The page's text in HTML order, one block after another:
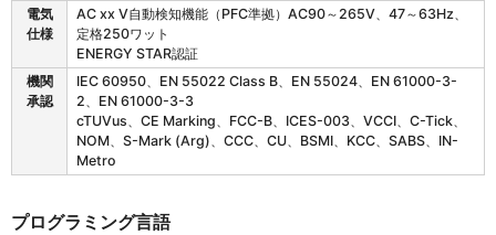
電気
仕様
AC xx V自動検知機能（PFC準拠）AC90～265V、47～63Hz、
定格250ワット
ENERGY STAR認証
機関
承認
IEC 60950、EN 55022 Class B、EN 55024、EN 61000-3-
2、EN 61000-3-3
cTUVus、CE Marking、FCC-B、ICES-003、VCCI、C-Tick、
NOM、S-Mark (Arg)、CCC、CU、BSMI、KCC、SABS、IN-
Metro
プログラミング言語